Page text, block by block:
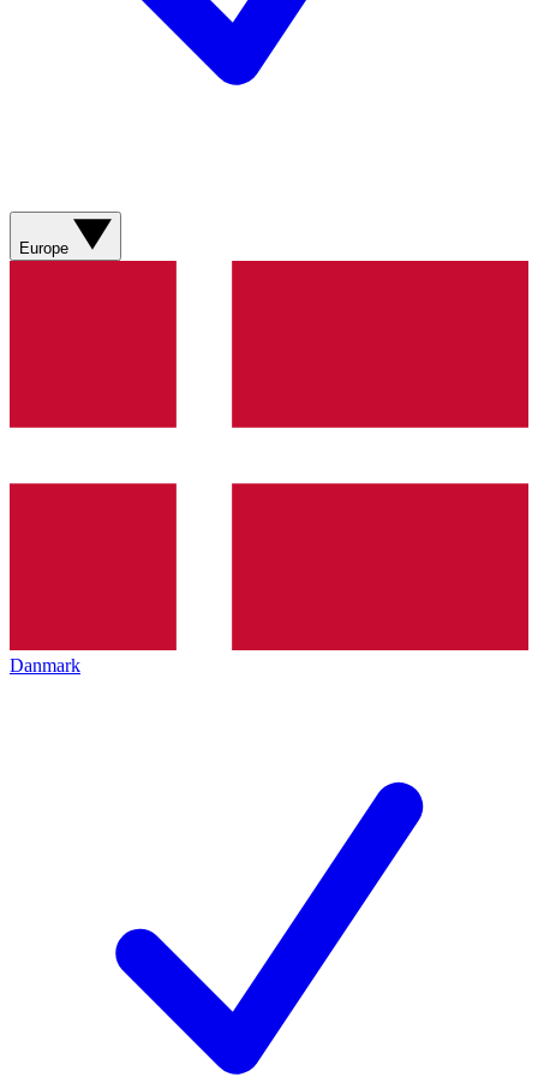
Europe
Danmark